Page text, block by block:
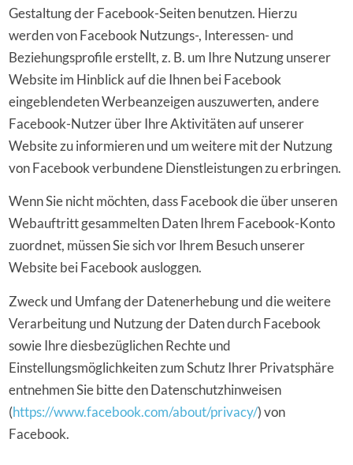
Gestaltung der Facebook-Seiten benutzen. Hierzu
werden von Facebook Nutzungs-, Interessen- und
Beziehungsprofile erstellt, z. B. um Ihre Nutzung unserer
Website im Hinblick auf die Ihnen bei Facebook
eingeblendeten Werbeanzeigen auszuwerten, andere
Facebook-Nutzer über Ihre Aktivitäten auf unserer
Website zu informieren und um weitere mit der Nutzung
von Facebook verbundene Dienstleistungen zu erbringen.
Wenn Sie nicht möchten, dass Facebook die über unseren
Webauftritt gesammelten Daten Ihrem Facebook-Konto
zuordnet, müssen Sie sich vor Ihrem Besuch unserer
Website bei Facebook ausloggen.
Zweck und Umfang der Datenerhebung und die weitere
Verarbeitung und Nutzung der Daten durch Facebook
sowie Ihre diesbezüglichen Rechte und
Einstellungsmöglichkeiten zum Schutz Ihrer Privatsphäre
entnehmen Sie bitte den Datenschutzhinweisen
(https://www.facebook.com/about/privacy/) von
Facebook.